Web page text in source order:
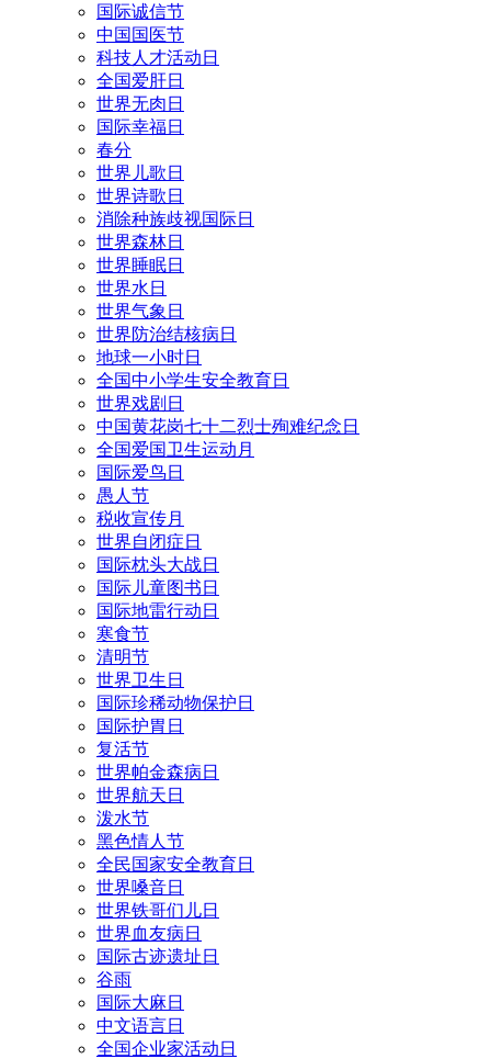
国际诚信节
中国国医节
科技人才活动日
全国爱肝日
世界无肉日
国际幸福日
春分
世界儿歌日
世界诗歌日
消除种族歧视国际日
世界森林日
世界睡眠日
世界水日
世界气象日
世界防治结核病日
地球一小时日
全国中小学生安全教育日
世界戏剧日
中国黄花岗七十二烈士殉难纪念日
全国爱国卫生运动月
国际爱鸟日
愚人节
税收宣传月
世界自闭症日
国际枕头大战日
国际儿童图书日
国际地雷行动日
寒食节
清明节
世界卫生日
国际珍稀动物保护日
国际护胃日
复活节
世界帕金森病日
世界航天日
泼水节
黑色情人节
全民国家安全教育日
世界嗓音日
世界铁哥们儿日
世界血友病日
国际古迹遗址日
谷雨
国际大麻日
中文语言日
全国企业家活动日